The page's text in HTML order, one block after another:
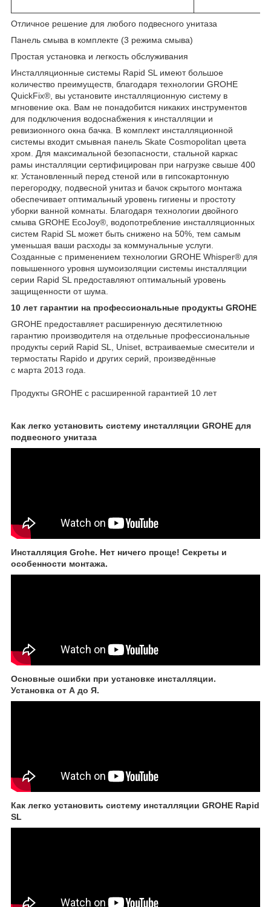
Отличное решение для любого подвесного унитаза
Панель смыва в комплекте (3 режима смыва)
Простая установка и легкость обслуживания
Инсталляционные системы Rapid SL имеют большое
количество преимуществ, благодаря технологии GROHE
QuickFix®, вы установите инсталляционную систему в
мгновение ока. Вам не понадобится никаких инструментов
для подключения водоснабжения к инсталляции и
ревизионного окна бачка. В комплект инсталляционной
системы входит смывная панель Skate Cosmopolitan цвета
хром. Для максимальной безопасности, стальной каркас
рамы инсталляции сертифицирован при нагрузке свыше 400
кг. Установленный перед стеной или в гипсокартонную
перегородку, подвесной унитаз и бачок скрытого монтажа
обеспечивает оптимальный уровень гигиены и простоту
уборки ванной комнаты. Благодаря технологии двойного
смыва GROHE EcoJoy®, водопотребление инсталляционных
систем Rapid SL может быть снижено на 50%, тем самым
уменьшая ваши расходы за коммунальные услуги.
Созданные с применением технологии GROHE Whisper® для
повышенного уровня шумоизоляции системы инсталляции
серии Rapid SL предоставляют оптимальный уровень
защищенности от шума.
10 лет гарантии на профессиональные продукты GROHE
GROHE предоставляет расширенную десятилетнюю
гарантию производителя на отдельные профессиональные
продукты серий Rapid SL, Uniset, встраиваемые смесители и
термостаты Rapido и других серий, произведённые
с марта 2013 года.
Продукты GROHE с расширенной гарантией 10 лет
Как легко установить систему инсталляции GROHE для
подвесного унитаза
Инсталляция Grohe. Нет ничего проще! Секреты и
особенности монтажа.
Основные ошибки при установке инсталляции.
Установка от А до Я.
Как легко установить систему инсталляции GROHE Rapid
SL